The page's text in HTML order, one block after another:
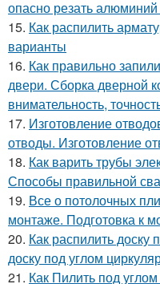
опасно резать алюминий
15. Как распилить
варианты
16. Как правильно
двери. Сборка дверной
внимательность,
17. Изготовление
отводы. Изготовление
18. Как варить трубы
Способы правильной
19. Все о потолочных
монтаже. Подготовка к
20. Как распилить доску
доску под углом
21. Как Пилить под